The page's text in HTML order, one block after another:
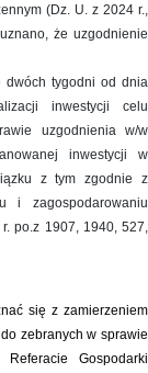
(Dz. U. z 2024 r.,
że uzgodnienie
dwóch tygodni od dnia
inwestycji celu
uzgodnienia w/w
inwestycji w
z tym zgodnie z
zagospodarowaniu
po.z 1907, 1940, 527,
się z zamierzeniem
zebranych w sprawie
Gospodarki